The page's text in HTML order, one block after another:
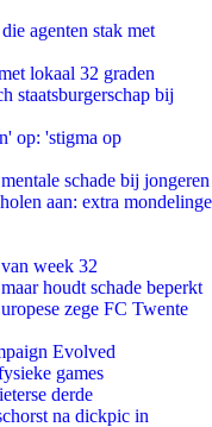
agenten stak met
lokaal 32 graden
staatsburgerschap bij
op: 'stigma op
schade bij jongeren
aan: extra mondelinge
week 32
houdt schade beperkt
zege FC Twente
Evolved
games
derde
na dickpic in